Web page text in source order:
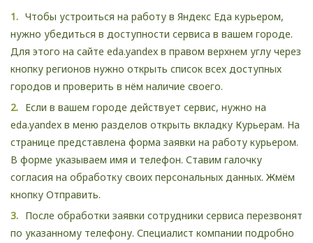
Чтобы устроиться на работу в Яндекс Еда курьером,
нужно убедиться в доступности сервиса в вашем городе.
Для этого на сайте eda.yandex в правом верхнем углу через
кнопку регионов нужно открыть список всех доступных
городов и проверить в нём наличие своего.
Если в вашем городе действует сервис, нужно на
eda.yandex в меню разделов открыть вкладку Курьерам. На
странице представлена форма заявки на работу курьером.
В форме указываем имя и телефон. Ставим галочку
согласия на обработку своих персональных данных. Жмём
кнопку Отправить.
После обработки заявки сотрудники сервиса перезвонят
по указанному телефону. Специалист компании подробно